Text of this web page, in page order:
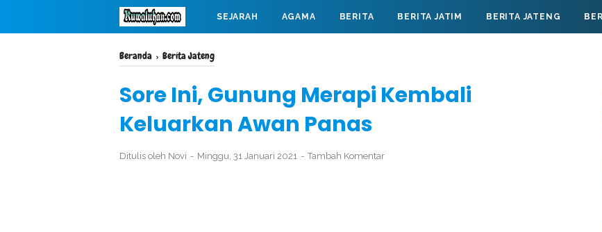
SEJARAH AGAMA BERITA BERITA JATIM BERITA JATENG
MAHABARATA
Beranda › Berita Jateng
Sore Ini, Gunung Merapi Kembali
Keluarkan Awan Panas
Ditulis oleh Novi Minggu, 31 Januari 2021 Tambah Komentar